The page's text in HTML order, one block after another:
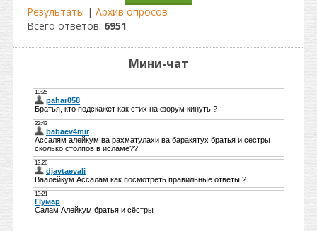
Результаты | Архив опросов
Всего ответов: 6951
Мини-чат